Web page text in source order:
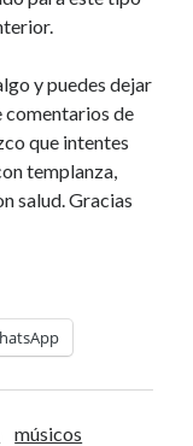
y puedes dejar
comentarios de
que intentes
templanza,
salud. Gracias
músicos